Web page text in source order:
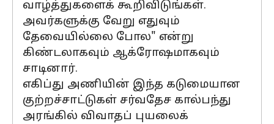
வாழ்த்துகளைக் கூறிவிடுங்கள்.
அவர்களுக்கு வேறு எதுவும்
தேவையில்லை போல" என்று
கிண்டலாகவும் ஆக்ரோஷமாகவும்
சாடினார்.
எகிப்து அணியின் இந்த கடுமையான
குற்றச்சாட்டுகள் சர்வதேச கால்பந்து
அரங்கில் விவாதப் புயலைக்